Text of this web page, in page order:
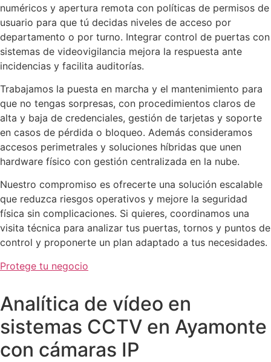
numéricos y apertura remota con políticas de permisos de
usuario para que tú decidas niveles de acceso por
departamento o por turno. Integrar control de puertas con
sistemas de videovigilancia mejora la respuesta ante
incidencias y facilita auditorías.
Trabajamos la puesta en marcha y el mantenimiento para
que no tengas sorpresas, con procedimientos claros de
alta y baja de credenciales, gestión de tarjetas y soporte
en casos de pérdida o bloqueo. Además consideramos
accesos perimetrales y soluciones híbridas que unen
hardware físico con gestión centralizada en la nube.
Nuestro compromiso es ofrecerte una solución escalable
que reduzca riesgos operativos y mejore la seguridad
física sin complicaciones. Si quieres, coordinamos una
visita técnica para analizar tus puertas, tornos y puntos de
control y proponerte un plan adaptado a tus necesidades.
Protege tu negocio
Analítica de vídeo en
sistemas CCTV en Ayamonte
con cámaras IP